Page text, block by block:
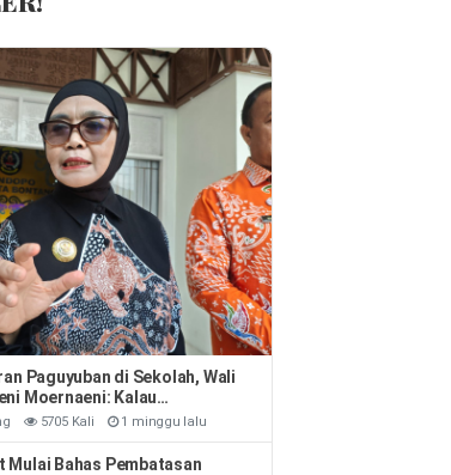
Paguyuban di Sekolah, Wali
Moernaeni: Kalau
Orang Tua Jangan Ribut-
5705 Kali 1 minggu lalu
Mulai Bahas Pembatasan